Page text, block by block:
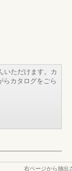
いただけます。カ
らカタログをごら
右ページから抽出